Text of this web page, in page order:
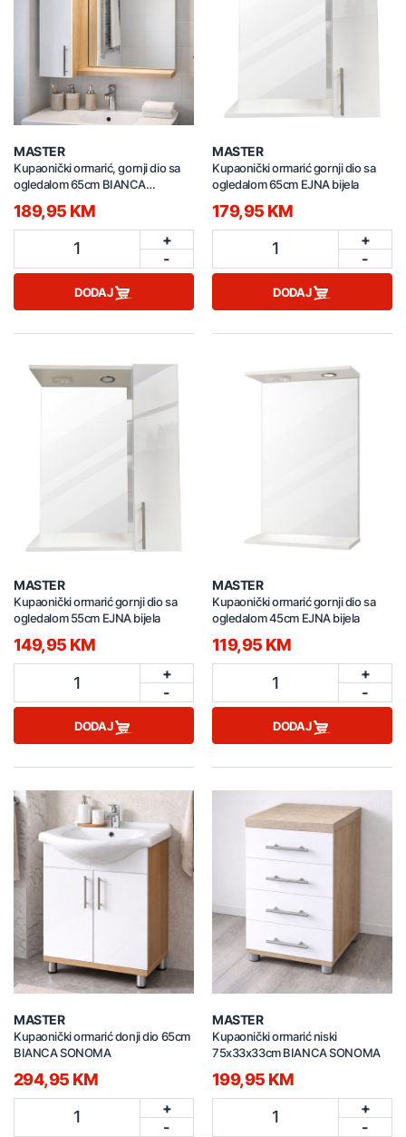
MASTER
Kupaonički ormarić, gornji dio sa
ogledalom 65cm BIANCA
189,95 KM
1
+
-
DODAJ
MASTER
Kupaonički ormarić gornji dio sa
ogledalom 65cm EJNA bijela
179,95 KM
1
+
-
DODAJ
MASTER
Kupaonički ormarić gornji dio sa
ogledalom 55cm EJNA bijela
149,95 KM
1
+
-
DODAJ
MASTER
Kupaonički ormarić gornji dio sa
ogledalom 45cm EJNA bijela
119,95 KM
1
+
-
DODAJ
MASTER
Kupaonički ormarić donji dio 65cm
BIANCA SONOMA
294,95 KM
1
+
-
MASTER
Kupaonički ormarić niski
75x33x33cm BIANCA SONOMA
199,95 KM
1
+
-